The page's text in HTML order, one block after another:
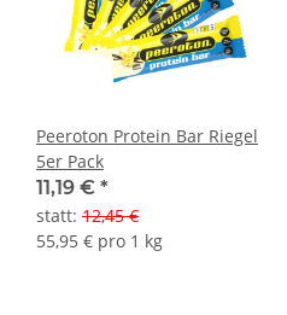
Peeroton Protein Bar Riegel
5er Pack
11,19 € *
statt: 12,45 €
55,95 € pro 1 kg